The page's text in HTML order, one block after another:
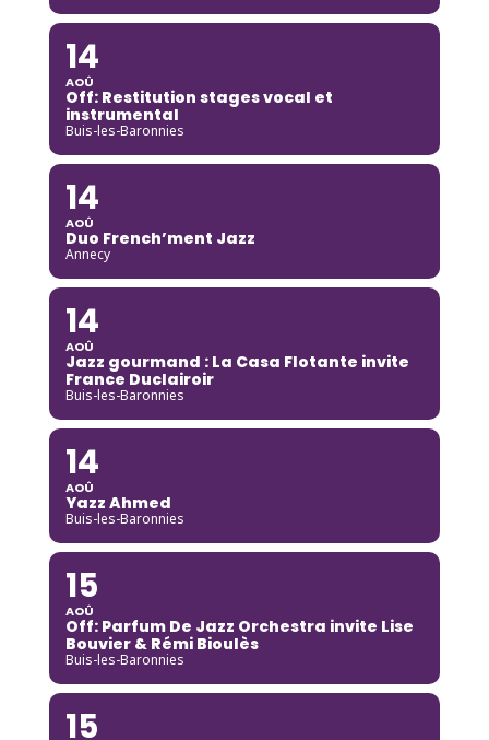
14
AOÛ
Off: Restitution stages vocal et
instrumental
Buis-les-Baronnies
14
AOÛ
Duo French’ment Jazz
Annecy
14
AOÛ
Jazz gourmand : La Casa Flotante invite
France Duclairoir
Buis-les-Baronnies
14
AOÛ
Yazz Ahmed
Buis-les-Baronnies
15
AOÛ
Off: Parfum De Jazz Orchestra invite Lise
Bouvier & Rémi Bioulès
Buis-les-Baronnies
15